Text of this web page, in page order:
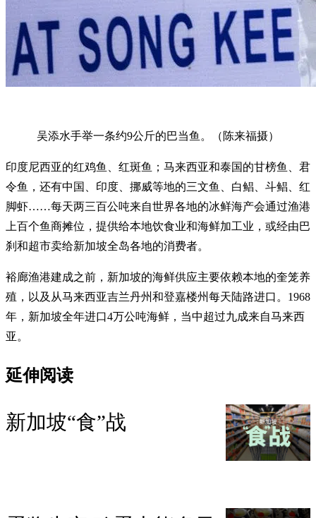
吴添水手举一条约9公斤的巴当鱼。（陈来福摄）
印度尼西亚的红鸡鱼、红斑鱼；马来西亚和泰国的甘榜鱼、君
令鱼，还有中国、印度、挪威等地的三文鱼、白鲳、斗鲳、红
脚虾……每天两三百公吨来自世界各地的冰鲜海产会通过渔港
上百个鱼商摊位，提供给本地饮食业和海鲜加工业，或经由巴
刹和超市卖给新加坡全岛各地的消费者。
裕廊渔港建成之前，新加坡的海鲜供应主要依赖本地的奎笼养
殖，以及从马来西亚吉兰丹州和登嘉楼州每天陆路进口。1968
年，新加坡全年进口4万公吨海鲜，当中超过九成来自马来西
亚。
延伸阅读
新加坡“食”战